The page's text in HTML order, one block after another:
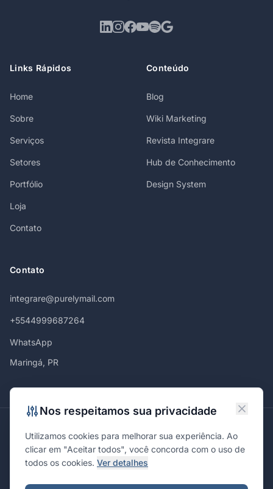
Links Rápidos
Home
Sobre
Serviços
Setores
Portfólio
Loja
Contato
Conteúdo
Blog
Wiki Marketing
Revista Integrare
Hub de Conhecimento
Design System
Contato
integrare@purelymail.com
+5544999687264
WhatsApp
Maringá, PR
MaringáCuritibaSão PauloLondrinaCascavelPonta Grossa
Florianópolis BrasíliaJoinvilleCampinas
Nos respeitamos sua privacidade
Utilizamos cookies para melhorar sua experiência. Ao
clicar em "Aceitar todos", você concorda com o uso de
todos os cookies. Ver detalhes